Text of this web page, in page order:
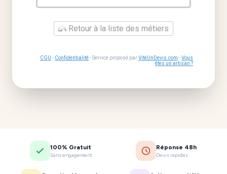
Retour à la liste des métiers
CGU - Confidentialité- Service proposé parViteUnDevis.com -Vous
êtes un artisan ?
100% Gratuit
Sans engagement
Réponse 48h
Devis rapides